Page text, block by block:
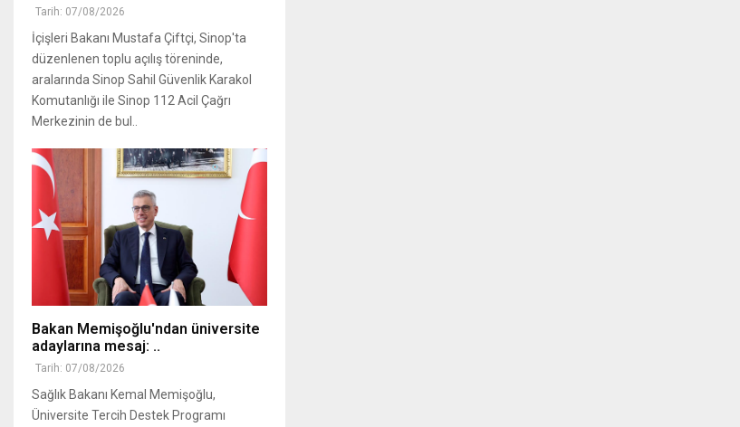
Tarih: 07/08/2026
İçişleri Bakanı Mustafa Çiftçi, Sinop'ta
düzenlenen toplu açılış töreninde,
aralarında Sinop Sahil Güvenlik Karakol
Komutanlığı ile Sinop 112 Acil Çağrı
Merkezinin de bul..
Bakan Memişoğlu'ndan üniversite
adaylarına mesaj: ..
Tarih: 07/08/2026
Sağlık Bakanı Kemal Memişoğlu,
Üniversite Tercih Destek Programı